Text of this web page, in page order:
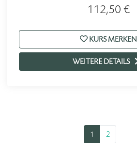
112,50 €
KURS MERKEN
WEITERE DETAILS
1 2